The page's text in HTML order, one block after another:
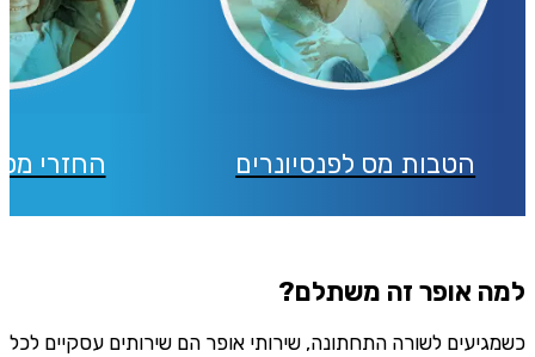
הטבות מס לפנסיונרים החזרי
למה אופר זה משתלם?
כשמגיעים לשורה התחתונה, שירותי אופר הם שירותים עסקיים לכל